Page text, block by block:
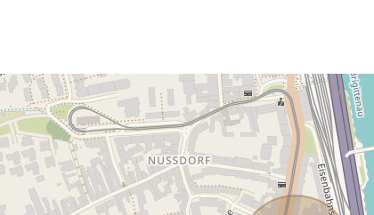
ANBIETER KONTAKTIEREN